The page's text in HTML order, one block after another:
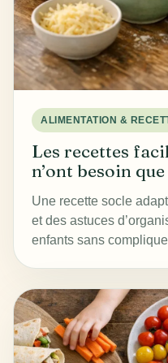
ALIMENTATION &
Les recettes
n’ont besoin
Une recette socle
et des astuces
enfants sans